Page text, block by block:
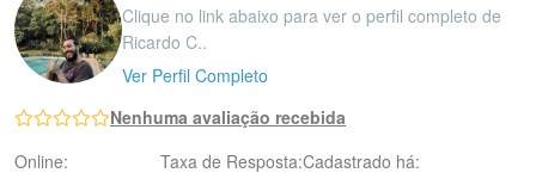
Clique no link abaixo para ver o perfil completo de
Ricardo C..
Ver Perfil Completo
Nenhuma avaliação recebida
Online:
Taxa de Resposta:Cadastrado há: